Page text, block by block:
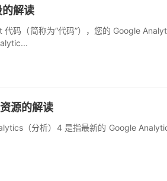
解读
码（简称为“代码”），您的 Google
源的解读
（分析）4 是指最新的 Google